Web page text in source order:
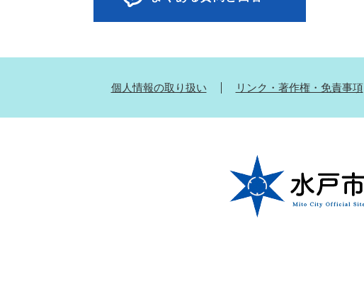
個人情報の取り扱い リンク・著作権・免責事項